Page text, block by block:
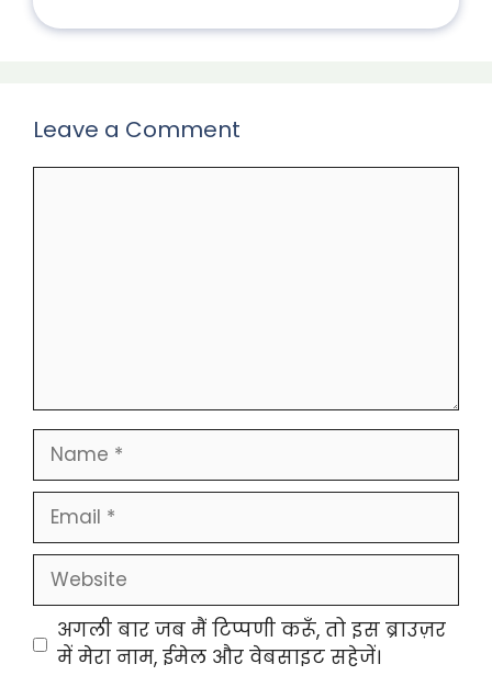
Leave a Comment
Name
Email
Website
अगली बार जब मैं टिप्पणी करूँ, तो इस ब्राउज़र
में मेरा नाम, ईमेल और वेबसाइट सहेजें।